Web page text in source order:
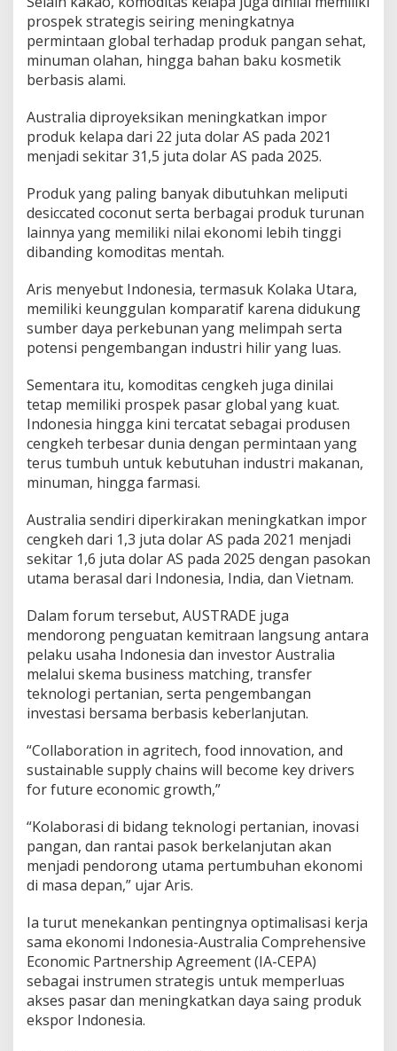
prospek strategis seiring meningkatnya
permintaan global terhadap produk pangan sehat,
minuman olahan, hingga bahan baku kosmetik
berbasis alami.
Australia diproyeksikan meningkatkan impor
produk kelapa dari 22 juta dolar AS pada 2021
menjadi sekitar 31,5 juta dolar AS pada 2025.
Produk yang paling banyak dibutuhkan meliputi
desiccated coconut serta berbagai produk turunan
lainnya yang memiliki nilai ekonomi lebih tinggi
dibanding komoditas mentah.
Aris menyebut Indonesia, termasuk Kolaka Utara,
memiliki keunggulan komparatif karena didukung
sumber daya perkebunan yang melimpah serta
potensi pengembangan industri hilir yang luas.
Sementara itu, komoditas cengkeh juga dinilai
tetap memiliki prospek pasar global yang kuat.
Indonesia hingga kini tercatat sebagai produsen
cengkeh terbesar dunia dengan permintaan yang
terus tumbuh untuk kebutuhan industri makanan,
minuman, hingga farmasi.
Australia sendiri diperkirakan meningkatkan impor
cengkeh dari 1,3 juta dolar AS pada 2021 menjadi
sekitar 1,6 juta dolar AS pada 2025 dengan pasokan
utama berasal dari Indonesia, India, dan Vietnam.
Dalam forum tersebut, AUSTRADE juga
mendorong penguatan kemitraan langsung antara
pelaku usaha Indonesia dan investor Australia
melalui skema business matching, transfer
teknologi pertanian, serta pengembangan
investasi bersama berbasis keberlanjutan.
“Collaboration in agritech, food innovation, and
sustainable supply chains will become key drivers
for future economic growth,”
“Kolaborasi di bidang teknologi pertanian, inovasi
pangan, dan rantai pasok berkelanjutan akan
menjadi pendorong utama pertumbuhan ekonomi
di masa depan,” ujar Aris.
Ia turut menekankan pentingnya optimalisasi kerja
sama ekonomi Indonesia-Australia Comprehensive
Economic Partnership Agreement (IA-CEPA)
sebagai instrumen strategis untuk memperluas
akses pasar dan meningkatkan daya saing produk
ekspor Indonesia.